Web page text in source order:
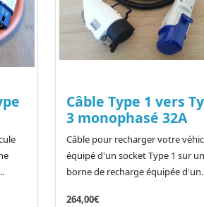
Câble Type 1 vers
3 monophasé 32A
Câble pour recharger votre
équipé d'un socket Type 1 sur
borne de recharge équipée
264,00€